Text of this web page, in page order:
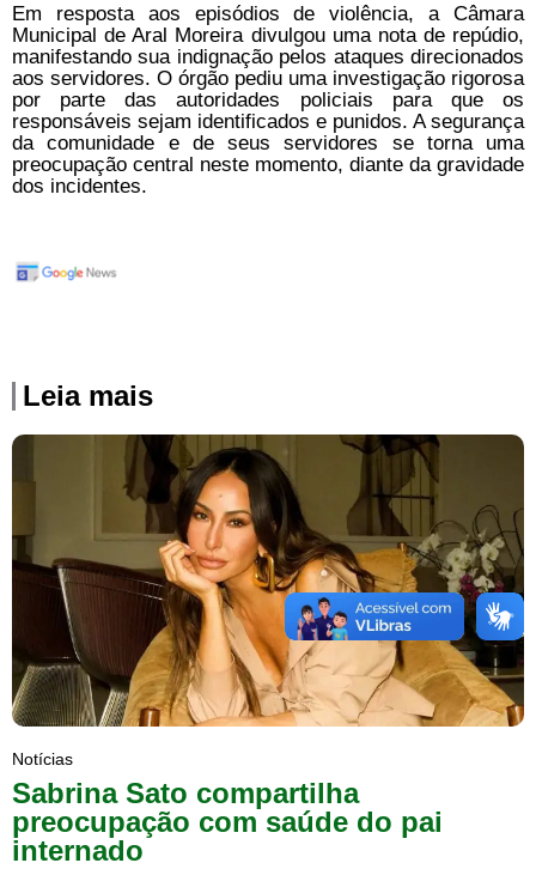
Em resposta aos episódios de violência, a Câmara
Municipal de Aral Moreira divulgou uma nota de repúdio,
manifestando sua indignação pelos ataques direcionados
aos servidores. O órgão pediu uma investigação rigorosa
por parte das autoridades policiais para que os
responsáveis sejam identificados e punidos. A segurança
da comunidade e de seus servidores se torna uma
preocupação central neste momento, diante da gravidade
dos incidentes.
Leia mais
Notícias
Sabrina Sato compartilha
preocupação com saúde do pai
internado